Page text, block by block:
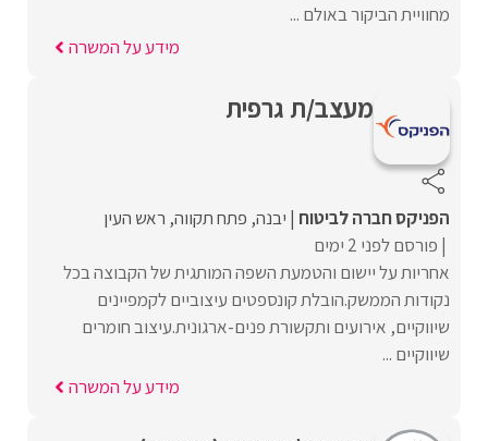
מחוויית הביקור באולם ...
מידע על המשרה
מעצב/ת גרפית
הפניקס חברה לביטוח יבנה פתח תקווה ראש העין
פורסם לפני 2 ימים
אחריות על יישום והטמעת השפה המותגית של הקבוצה בכל
נקודות הממשק.הובלת קונספטים עיצוביים לקמפיינים
שיווקיים, אירועים ותקשורת פנים-ארגונית.עיצוב חומרים
שיווקיים ...
מידע על המשרה